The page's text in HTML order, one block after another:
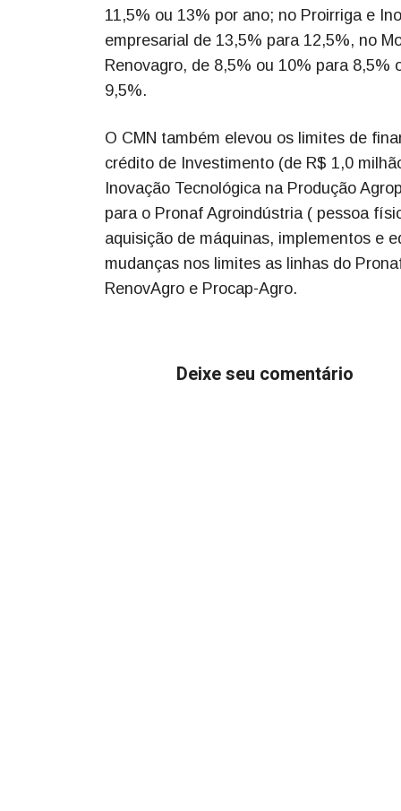
11,5% ou 13% por ano; no Proirriga e
empresarial de 13,5% para 12,5%, no
Renovagro, de 8,5% ou 10% para 8,5%
9,5%.
O CMN também elevou os limites de
crédito de Investimento (de R$ 1,0
Inovação Tecnológica na Produção
para o Pronaf Agroindústria ( pessoa
aquisição de máquinas, implementos e
mudanças nos limites as linhas do
RenovAgro e Procap-Agro.
Deixe seu comentário